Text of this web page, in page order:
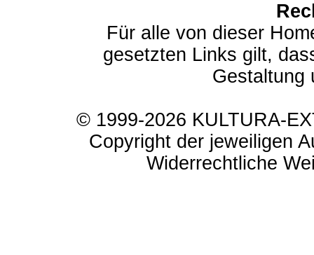
Für alle von dieser
gesetzten Links gilt,
Gestaltung
© 1999-2026 KULTURA-
Copyright der jeweiligen
Widerrechtliche